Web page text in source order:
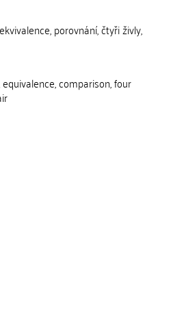
porovnání, čtyři živly,
comparison, four